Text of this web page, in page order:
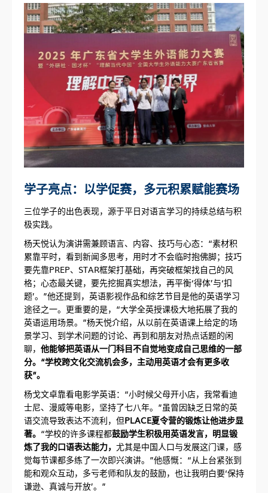
学子亮点：以学促赛，多元积累赋能赛场
三位学子的出色表现，源于平日对语言学习的持续总结与积
极实践。
杨天悦认为演讲需兼顾语言、内容、技巧与心态：“素材积
累靠平时，看到新闻多思考，用时才不会临时抱佛脚；技巧
要先靠PREP、STAR框架打基础，再突破框架找自己的风
格；心态最关键，要先挖掘真实想法，再平衡‘得体’与‘扣
题’。”他还提到，英语影视作品和综艺节目是他的英语学习
途径之一。更重要的是，“大学全英授课极大地拓展了我的
英语运用场景。”杨天悦介绍，从以前在英语课上给定的场
景学习、到学术问题的讨论、再到和朋友对热点话题的闲
聊， 他能够把英语从一门科目不自觉地变成自己思维的一部
分。 “学校跨文化交流机会多，主动用英语才会有更多收
获”。
杨戈文卓靠看电影学英语：“小时候父母开小店，我常看迪
士尼、漫威等电影，坚持了七八年。”虽曾因缺乏日常的英
语交流导致表达不流利，但PLACE夏令营的锻炼让他进步显
著。 “学校的许多课程都鼓励学生积极用英语发言，明显锻
炼了我的口语表达能力， 尤其是中国人口与发展这门课，感
觉每节课都多练了一次即兴演讲。”他感慨：“从上台紧张到
能和观众互动，多亏老师和队友的鼓励，也让我明白要‘保持
谦逊、真诚与开放’。”